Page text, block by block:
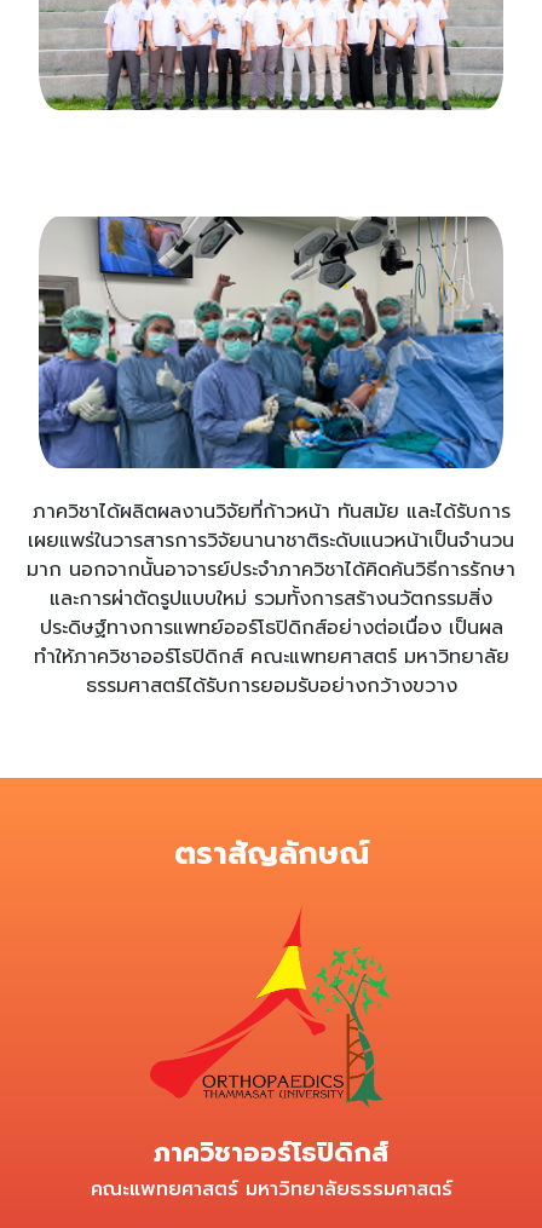
ภาควิชาได้ผลิตผลงานวิจัยที่ก้าวหน้า ทันสมัย และได้รับการ
เผยแพร่ในวารสารการวิจัยนานาชาติระดับแนวหน้าเป็นจำนวน
มาก นอกจากนั้นอาจารย์ประจำภาควิชาได้คิดค้นวิธีการรักษา
และการผ่าตัดรูปแบบใหม่ รวมทั้งการสร้างนวัตกรรมสิ่ง
ประดิษฐ์ทางการแพทย์ออร์โธปิดิกส์อย่างต่อเนื่อง เป็นผล
ทำให้ภาควิชาออร์โธปิดิกส์ คณะแพทยศาสตร์ มหาวิทยาลัย
ธรรมศาสตร์ได้รับการยอมรับอย่างกว้างขวาง
ตราสัญลักษณ์
ภาควิชาออร์โธปิดิกส์
คณะแพทยศาสตร์ มหาวิทยาลัยธรรมศาสตร์